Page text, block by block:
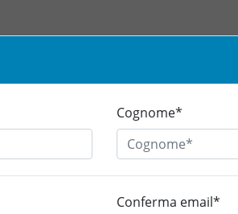
Cognome*
Conferma email*